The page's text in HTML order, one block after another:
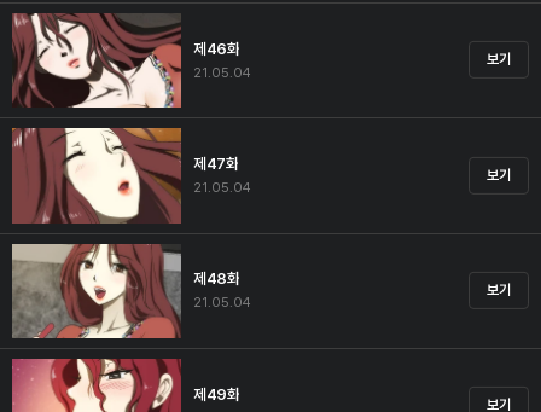
제46화
21.05.04
보기
제47화
21.05.04
보기
제48화
21.05.04
보기
제49화
보기